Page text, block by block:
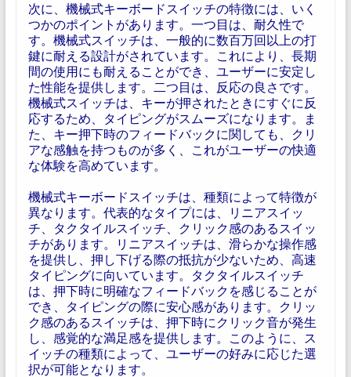
次に、機械式キーボードスイッチの特徴には、いく
つかのポイントがあります。一つ目は、耐久性で
す。機械式スイッチは、一般的に数百万回以上の打
鍵に耐える設計がされています。これにより、長期
間の使用にも耐えることができ、ユーザーに安定し
た性能を提供します。二つ目は、反応の良さです。
機械式スイッチは、キーが押されたときにすぐに反
応するため、タイピングがスムーズになります。ま
た、キー押下時のフィードバックに関しても、クリ
アな感触を持つものが多く、これがユーザーの快適
な体験を高めています。
機械式キーボードスイッチは、種類によって特徴が
異なります。代表的なタイプには、リニアスイッ
チ、タクタイルスイッチ、クリック感のあるスイッ
チがあります。リニアスイッチは、滑らかな操作感
を提供し、押し下げる際の抵抗が少ないため、高速
タイピングに向いています。タクタイルスイッチ
は、押下時に明確なフィードバックを感じることが
でき、タイピングの際に安心感があります。クリッ
ク感のあるスイッチは、押下時にクリック音が発生
し、感覚的な満足感を提供します。このように、ス
イッチの種類によって、ユーザーの好みに応じた選
択が可能となります。